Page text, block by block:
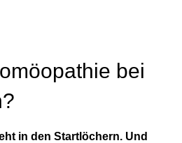
bei
in den Startlöchern. Und